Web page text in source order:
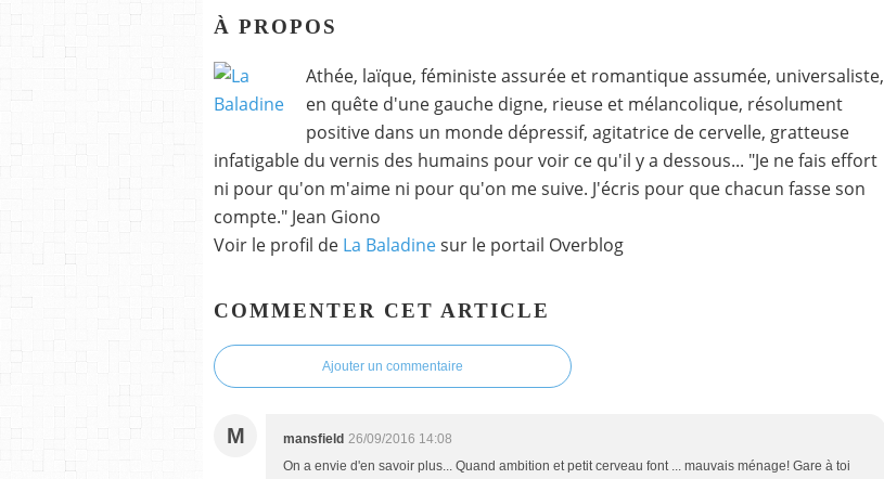
À PROPOS
Athée, laïque, féministe assurée et romantique assumée, universaliste,
en quête d'une gauche digne, rieuse et mélancolique, résolument
positive dans un monde dépressif, agitatrice de cervelle, gratteuse
infatigable du vernis des humains pour voir ce qu'il y a dessous... "Je ne fais effort
ni pour qu'on m'aime ni pour qu'on me suive. J'écris pour que chacun fasse son
compte." Jean Giono
Voir le profil de La Baladinesur le portail Overblog
COMMENTER CET ARTICLE
Ajouter un commentaire
M mansfield 26/09/2016 14:08
On a envie d'en savoir plus... Quand ambition et petit cerveau font ... mauvais ménage! Gare à toi